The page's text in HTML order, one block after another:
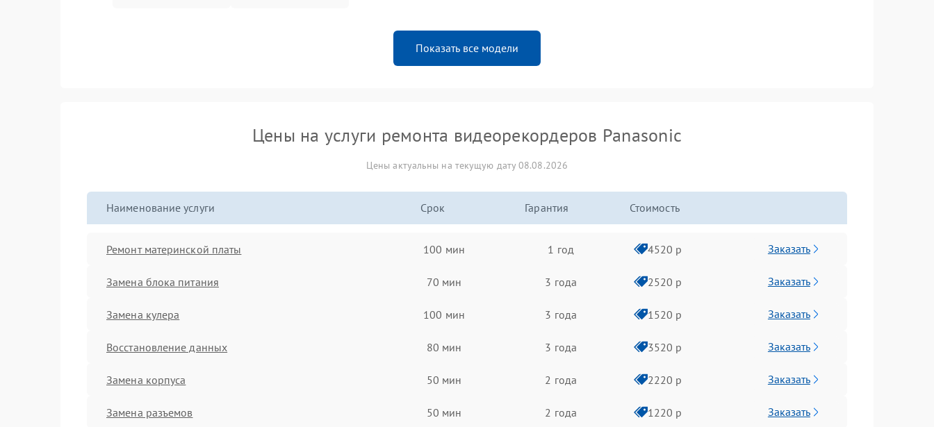
Показать все модели
Цены на услуги ремонта видеорекордеров Panasonic
Цены актуальны на текущую дату 08.08.2026
Наименование услуги Срок Гарантия Стоимость
Ремонт материнской платы 100 мин 1 год 4520 р Заказать
Замена блока питания 70 мин 3 года 2520 р Заказать
Замена кулера 100 мин 3 года 1520 р Заказать
Восстановление данных 80 мин 3 года 3520 р Заказать
Замена корпуса 50 мин 2 года 2220 р Заказать
Замена разъемов 50 мин 2 года 1220 р Заказать